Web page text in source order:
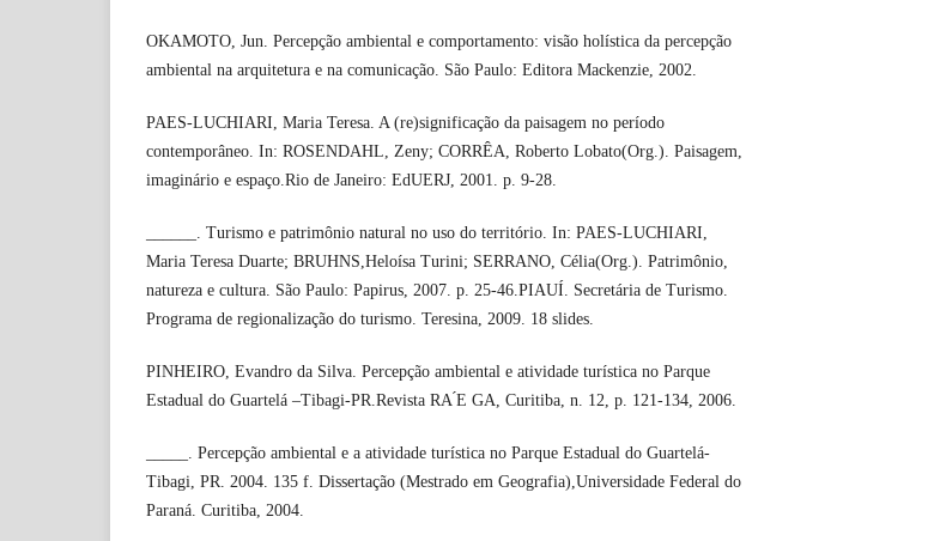
OKAMOTO, Jun. Percepção ambiental e comportamento: visão holística da percepção
ambiental na arquitetura e na comunicação. São Paulo: Editora Mackenzie, 2002.
PAES-LUCHIARI, Maria Teresa. A (re)significação da paisagem no período
contemporâneo. In: ROSENDAHL, Zeny; CORRÊA, Roberto Lobato(Org.). Paisagem,
imaginário e espaço.Rio de Janeiro: EdUERJ, 2001. p. 9-28.
______. Turismo e patrimônio natural no uso do território. In: PAES-LUCHIARI,
Maria Teresa Duarte; BRUHNS,Heloísa Turini; SERRANO, Célia(Org.). Patrimônio,
natureza e cultura. São Paulo: Papirus, 2007. p. 25-46.PIAUÍ. Secretária de Turismo.
Programa de regionalização do turismo. Teresina, 2009. 18 slides.
PINHEIRO, Evandro da Silva. Percepção ambiental e atividade turística no Parque
Estadual do Guartelá –Tibagi-PR.Revista RA ́E GA, Curitiba, n. 12, p. 121-134, 2006.
_____. Percepção ambiental e a atividade turística no Parque Estadual do Guartelá-
Tibagi, PR. 2004. 135 f. Dissertação (Mestrado em Geografia),Universidade Federal do
Paraná. Curitiba, 2004.